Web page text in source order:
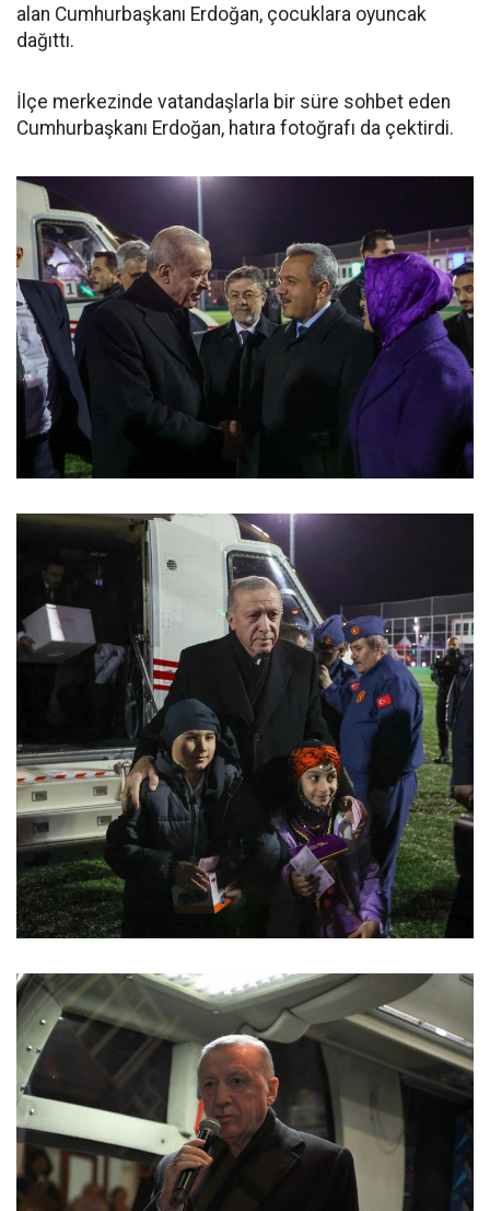
alan Cumhurbaşkanı Erdoğan, çocuklara oyuncak
dağıttı.
İlçe merkezinde vatandaşlarla bir süre sohbet eden
Cumhurbaşkanı Erdoğan, hatıra fotoğrafı da çektirdi.